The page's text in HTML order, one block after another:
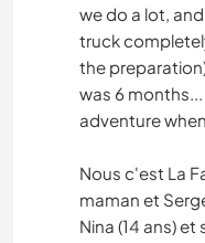
we do a lot,
truck
the
was 6
adventure
Nous c'est La
maman et
Nina (14 ans)